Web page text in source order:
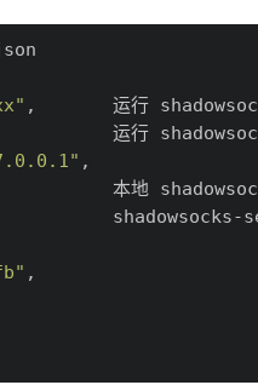
,
运行
运行
,
本地
shadowsocks-
,